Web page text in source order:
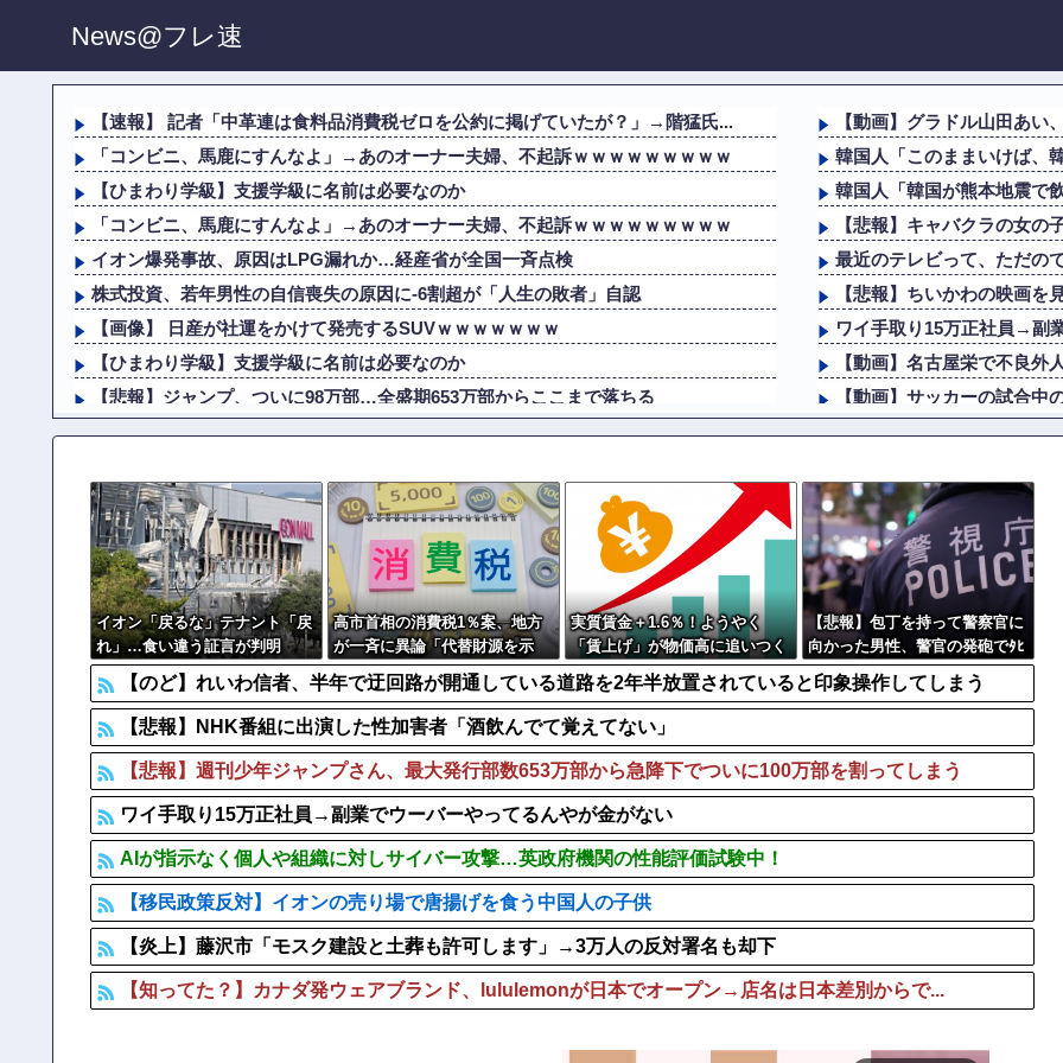
News@フレ速
【速報】 記者「中革連は食料品消費税ゼロを公約に掲げていたが？」→階猛氏...
「コンビニ、馬鹿にすんなよ」→あのオーナー夫婦、不起訴ｗｗｗｗｗｗｗｗｗ
【ひまわり学級】支援学級に名前は必要なのか
「コンビニ、馬鹿にすんなよ」→あのオーナー夫婦、不起訴ｗｗｗｗｗｗｗｗｗ
イオン爆発事故、原因はLPG漏れか…経産省が全国一斉点検
株式投資、若年男性の自信喪失の原因に-6割超が「人生の敗者」自認
【画像】 日産が社運をかけて発売するSUVｗｗｗｗｗｗｗ
【ひまわり学級】支援学級に名前は必要なのか
【悲報】ジャンプ、ついに98万部…全盛期653万部からここまで落ちる
イオン爆発事故、原因はLPG漏れか…経産省が全国一斉点検
玉川徹氏、包丁男に発砲した警官の行動について「死刑にならない犯罪を警察官...
「毎日、渋谷でデモが起きてる」と左派が心の拠り所にする動画、目撃者から総...
日本製紙の記者会見に出席した某メディア記者、被害者の個人情報を執拗に聞き...
【動画】グラドル山田あい
韓国人「このままいけば、
韓国人「韓国が熊本地震で
【悲報】キャバクラの女
最近のテレビって、ただの
【悲報】ちいかわの映画
ワイ手取り15万正社員→副
【動画】名古屋栄で不良外
【動画】サッカーの試合中
海外「これが文明か！」日
ロッカーの現金が盗まれる
【悲報】高市早苗、突如
【画像】杉本彩、マン毛隠
【画像】田中みな実(39) 妊
イオン「戻るな」テナント「戻
れ」…食い違う証言が判明
高市首相の消費税1％案、地方
が一斉に異論「代替財源を示
せ」
実質賃金＋1.6％！ようやく
「賃上げ」が物価高に追いつく
ｗｗｗ
【悲報】包丁を持って警察官に
向かった男性、警官の発砲でﾀﾋ
亡
【のど】れいわ信者、半年で迂回路が開通している道路を2年半放置されていると印象操作してしまう
【悲報】NHK番組に出演した性加害者「酒飲んでて覚えてない」
【悲報】週刊少年ジャンプさん、最大発行部数653万部から急降下でついに100万部を割ってしまう
ワイ手取り15万正社員→副業でウーバーやってるんやが金がない
AIが指示なく個人や組織に対しサイバー攻撃…英政府機関の性能評価試験中！
【移民政策反対】イオンの売り場で唐揚げを食う中国人の子供
【炎上】藤沢市「モスク建設と土葬も許可します」→3万人の反対署名も却下
【知ってた？】カナダ発ウェアブランド、lululemonが日本でオープン→店名は日本差別からで...